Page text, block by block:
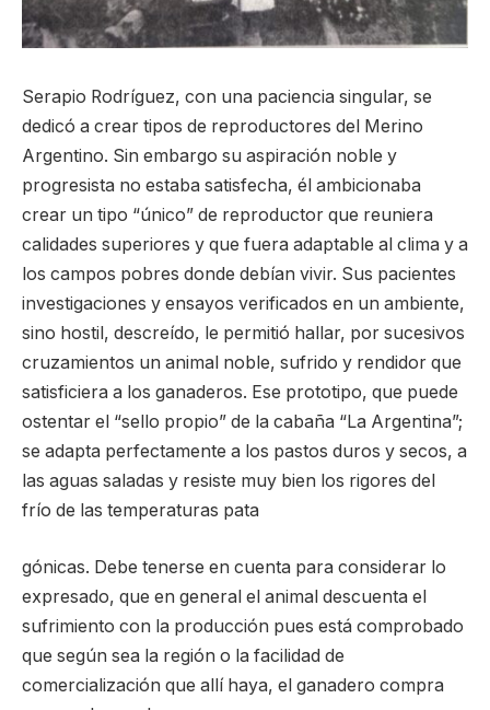
Serapio Rodríguez, con una paciencia singular, se
dedicó a crear tipos de reproductores del Merino
Argentino. Sin embargo su aspiración noble y
progresista no estaba satisfecha, él ambicionaba
crear un tipo “único” de reproductor que reuniera
calidades superiores y que fuera adaptable al clima y a
los campos pobres donde debían vivir. Sus pacientes
investigaciones y ensayos verificados en un ambiente,
sino hostil, descreído, le permitió hallar, por sucesivos
cruzamientos un animal noble, sufrido y rendidor que
satisficiera a los ganaderos. Ese prototipo, que puede
ostentar el “sello propio” de la cabaña “La Argentina”;
se adapta perfectamente a los pastos duros y secos, a
las aguas saladas y resiste muy bien los rigores del
frío de las temperaturas pata
gónicas. Debe tenerse en cuenta para considerar lo
expresado, que en general el animal descuenta el
sufrimiento con la producción pues está comprobado
que según sea la región o la facilidad de
comercialización que allí haya, el ganadero compra